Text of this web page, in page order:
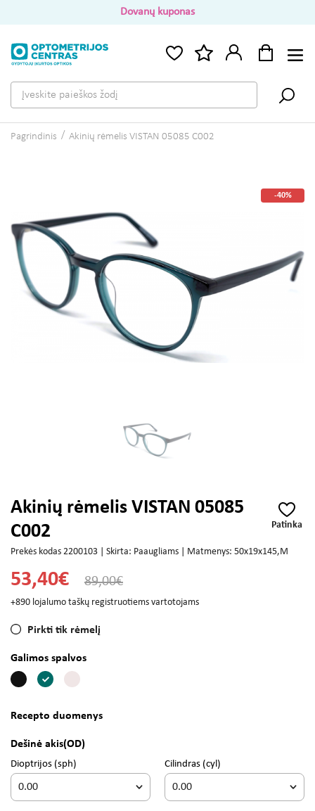
Dovanų kuponas
Pagrindinis Akinių rėmelis VISTAN 05085 C002
-40%
Patinka
Akinių rėmelis VISTAN 05085
C002
Prekės kodas 2200103 | Skirta: Paaugliams | Matmenys: 50x19x145,M
53,40€ 89,00€
+890 lojalumo taškų registruotiems vartotojams
Pirkti tik rėmelį
Galimos spalvos
Recepto duomenys
Dešinė akis(OD)
Dioptrijos (sph) Cilindras (cyl)